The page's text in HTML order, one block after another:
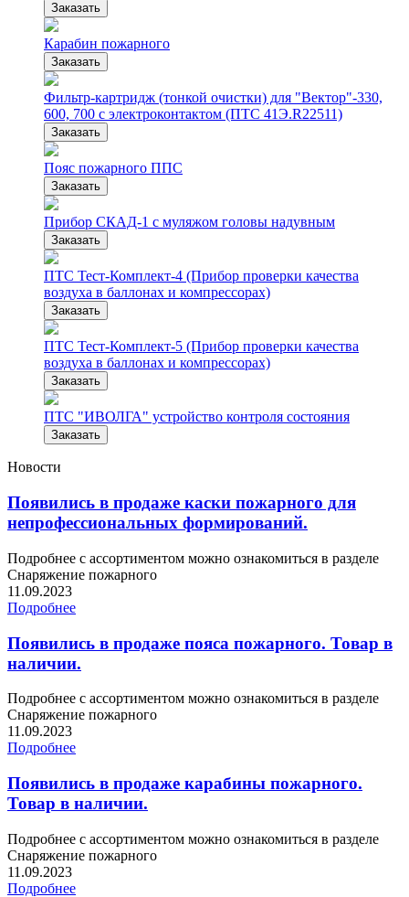
Заказать
Карабин пожарного
Заказать
Фильтр-картридж (тонкой очистки) для "Вектор"-330,
600, 700 с электроконтактом (ПТС 41Э.R22511)
Заказать
Пояс пожарного ППС
Заказать
Прибор СКАД-1 с муляжом головы надувным
Заказать
ПТС Тест-Комплект-4 (Прибор проверки качества
воздуха в баллонах и компрессорах)
Заказать
ПТС Тест-Комплект-5 (Прибор проверки качества
воздуха в баллонах и компрессорах)
Заказать
ПТС "ИВОЛГА" устройство контроля состояния
Заказать
Новости
Появились в продаже каски пожарного для
непрофессиональных формирований.
Подробнее с ассортиментом можно ознакомиться в разделе
Снаряжение пожарного
11.09.2023
Подробнее
Появились в продаже пояса пожарного. Товар в
наличии.
Подробнее с ассортиментом можно ознакомиться в разделе
Снаряжение пожарного
11.09.2023
Подробнее
Появились в продаже карабины пожарного.
Товар в наличии.
Подробнее с ассортиментом можно ознакомиться в разделе
Снаряжение пожарного
11.09.2023
Подробнее